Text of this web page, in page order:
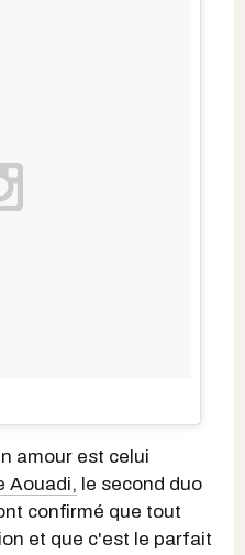
amour est celui
Aouadi, le second duo
confirmé que tout
et que c'est le parfait